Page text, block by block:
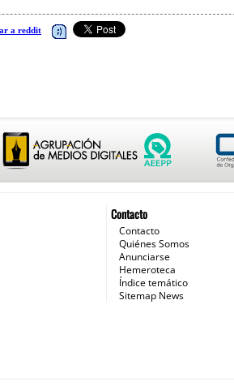
Contacto
Contacto
Quiénes Somos
Anunciarse
Hemeroteca
Índice temático
Sitemap News